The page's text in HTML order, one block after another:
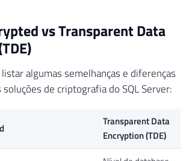
vs Transparent Data
algumas semelhanças e diferenças
de criptografia do SQL Server:
Transparent Data
Encryption (TDE)